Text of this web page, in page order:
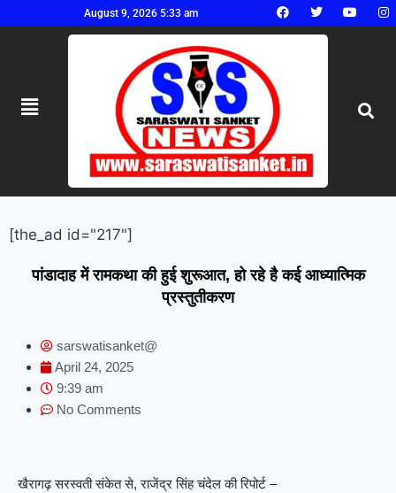
August 9, 2026 5:33 am
[the_ad id="217"]
पांडादाह में रामकथा की हुई शुरूआत, हो रहे है कई आध्यात्मिक
प्रस्तुतीकरण
sarswatisanket@
April 24, 2025
9:39 am
No Comments
खैरागढ़ सरस्वती संकेत से, राजेंद्र सिंह चंदेल की रिपोर्ट –